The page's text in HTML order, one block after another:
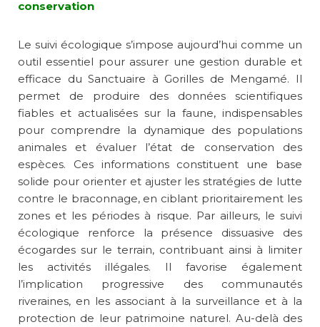
conservation
Le suivi écologique s’impose aujourd’hui comme un
outil essentiel pour assurer une gestion durable et
efficace du Sanctuaire à Gorilles de Mengamé. Il
permet de produire des données scientifiques
fiables et actualisées sur la faune, indispensables
pour comprendre la dynamique des populations
animales et évaluer l’état de conservation des
espèces. Ces informations constituent une base
solide pour orienter et ajuster les stratégies de lutte
contre le braconnage, en ciblant prioritairement les
zones et les périodes à risque. Par ailleurs, le suivi
écologique renforce la présence dissuasive des
écogardes sur le terrain, contribuant ainsi à limiter
les activités illégales. Il favorise également
l’implication progressive des communautés
riveraines, en les associant à la surveillance et à la
protection de leur patrimoine naturel. Au-delà des